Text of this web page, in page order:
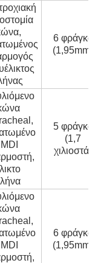
6 φράγκα
(1,95mm)
5 φράγκα
(1,7
χιλιοστά)
6 φράγκα
(1,95mm)